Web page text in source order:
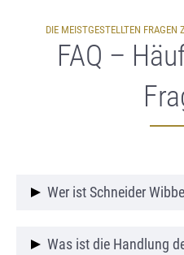
DIE MEISTGESTELLTEN
FAQ –
Wer ist Schneider
Schneider Wibbel ist
Was ist die Handlung